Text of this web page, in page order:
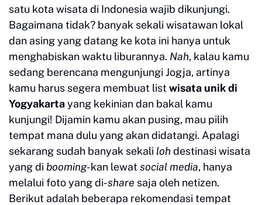
satu kota wisata di Indonesia wajib dikunjungi.
Bagaimana tidak? banyak sekali wisatawan lokal
dan asing yang datang ke kota ini hanya untuk
menghabiskan waktu liburannya. Nah, kalau kamu
sedang berencana mengunjungi Jogja, artinya
kamu harus segera membuat listwisata unik di
Yogyakartayang kekinian dan bakal kamu
kunjungi! Dijamin kamu akan pusing, mau pilih
tempat mana dulu yang akan didatangi. Apalagi
sekarang sudah banyak sekali lohdestinasi wisata
yang di booming-kan lewatsocial media, hanya
melalui foto yang di-share saja oleh netizen.
Berikut adalah beberapa rekomendasi tempat